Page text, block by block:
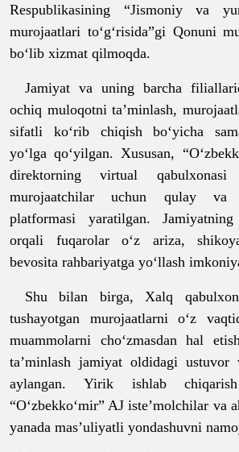
Respublikasining “Jismoniy va
murojaatlari to‘g‘risida”gi Qonuni
bo‘lib xizmat qilmoqda.
Jamiyat va uning barcha
ochiq muloqotni ta’minlash,
sifatli ko‘rib chiqish bo‘yicha
yo‘lga qo‘yilgan. Xususan,
direktorning virtual
murojaatchilar uchun qulay va
platformasi yaratilgan.
orqali fuqarolar o‘z ariza,
bevosita rahbariyatga yo‘llash
Shu bilan birga, Xalq
tushayotgan murojaatlarni o‘z
muammolarni cho‘zmasdan hal
ta’minlash jamiyat oldidagi ustuvor
aylangan. Yirik ishlab
“O‘zbekko‘mir” AJ iste’molchilar va
yanada mas’uliyatli yondashuvni